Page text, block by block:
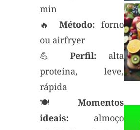
min
🔥 Método:forno
ou airfryer
💪Perfil: alta
proteína, leve,
rápida
🍽Momentos
ideais:almoço